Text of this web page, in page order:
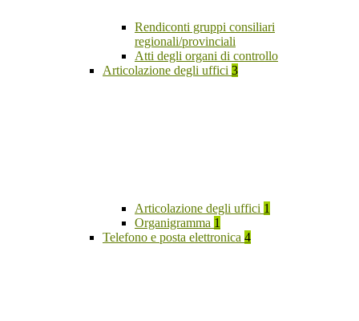
Rendiconti gruppi consiliari
regionali/provinciali
Atti degli organi di controllo
Articolazione degli uffici 3
Articolazione degli uffici 1
Organigramma 1
Telefono e posta elettronica 4